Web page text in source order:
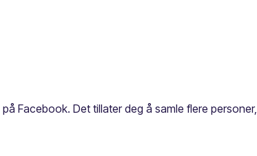
Facebook. Det tillater deg å samle flere personer,